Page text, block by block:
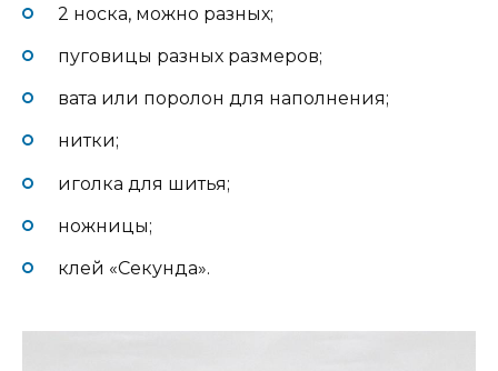
2 носка, можно разных;
пуговицы разных размеров;
вата или поролон для наполнения;
нитки;
иголка для шитья;
ножницы;
клей «Секунда».